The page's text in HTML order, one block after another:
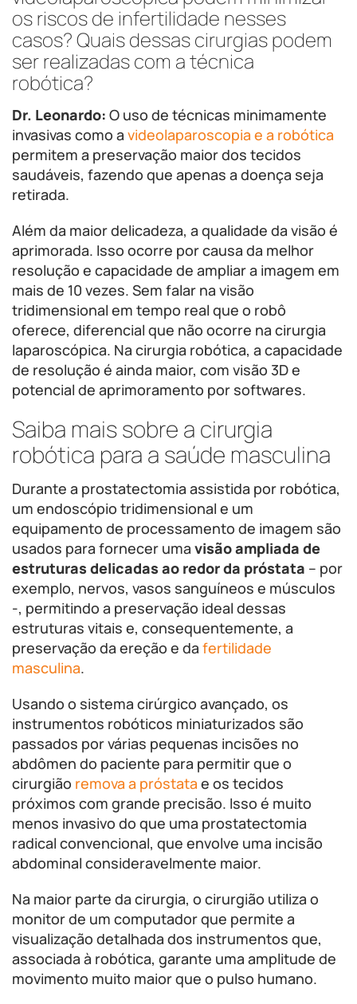
os riscos de infertilidade nesses
casos? Quais dessas cirurgias podem
ser realizadas com a técnica
robótica?
Dr. Leonardo: O uso de técnicas minimamente
invasivas como a videolaparoscopia e a robótica
permitem a preservação maior dos tecidos
saudáveis, fazendo que apenas a doença seja
retirada.
Além da maior delicadeza, a qualidade da visão é
aprimorada. Isso ocorre por causa da melhor
resolução e capacidade de ampliar a imagem em
mais de 10 vezes. Sem falar na visão
tridimensional em tempo real que o robô
oferece, diferencial que não ocorre na cirurgia
laparoscópica. Na cirurgia robótica, a capacidade
de resolução é ainda maior, com visão 3D e
potencial de aprimoramento por softwares.
Saiba mais sobre a cirurgia
robótica para a saúde masculina
Durante a prostatectomia assistida por robótica,
um endoscópio tridimensional e um
equipamento de processamento de imagem são
usados ​​para fornecer uma visão ampliada de
estruturas delicadas ao redor da próstata – por
exemplo, nervos, vasos sanguíneos e músculos
-, permitindo a preservação ideal dessas
estruturas vitais e, consequentemente, a
preservação da ereção e da fertilidade
masculina.
Usando o sistema cirúrgico avançado, os
instrumentos robóticos miniaturizados são
passados ​​por várias pequenas incisões no
abdômen do paciente para permitir que o
cirurgião remova a próstata e os tecidos
próximos com grande precisão. Isso é muito
menos invasivo do que uma prostatectomia
radical convencional, que envolve uma incisão
abdominal consideravelmente maior.
Na maior parte da cirurgia, o cirurgião utiliza o
monitor de um computador que permite a
visualização detalhada dos instrumentos que,
associada à robótica, garante uma amplitude de
movimento muito maior que o pulso humano.